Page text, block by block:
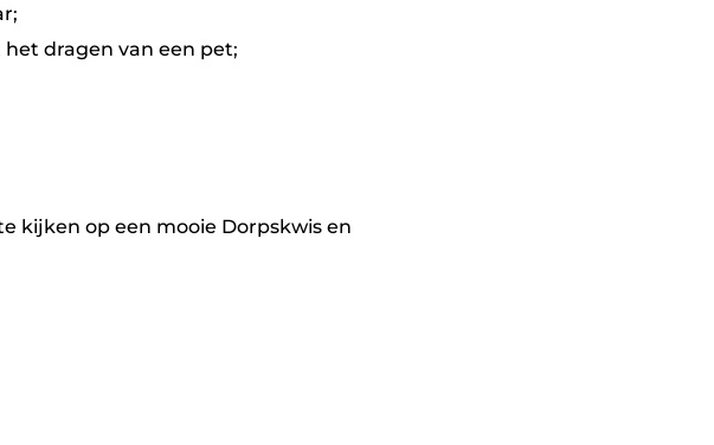
dragen van een pet;
kijken op een mooie Dorpskwis en